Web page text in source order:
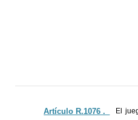
Artículo R.1076 ._
El